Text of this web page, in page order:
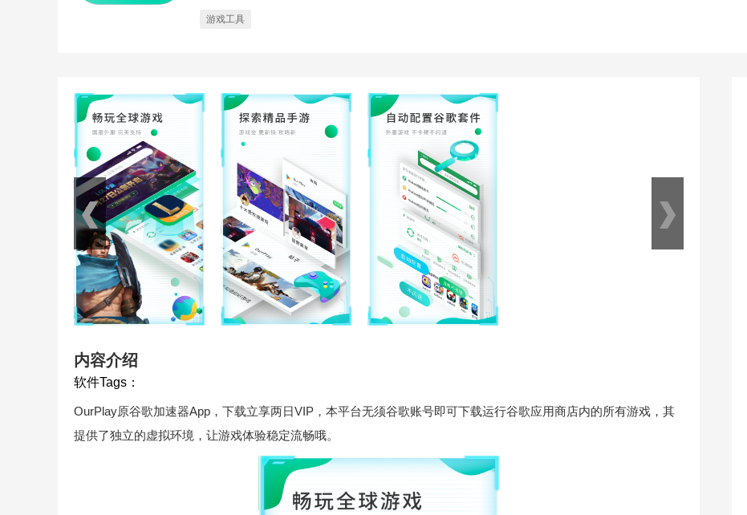
游戏工具
内容介绍
软件Tags：
OurPlay原谷歌加速器App，下载立享两日VIP，本平台无须谷歌账号即可下载运行谷歌应用商店内的所有游戏，其
提供了独立的虚拟环境，让游戏体验稳定流畅哦。